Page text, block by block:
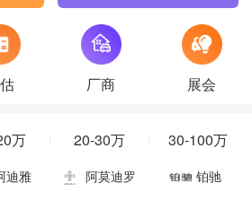
厂商 展会
万 20-30万 30-100万
迪雅 阿莫迪罗 铂驰